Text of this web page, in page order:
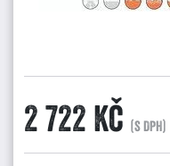
2 722 Kč (s DPH)